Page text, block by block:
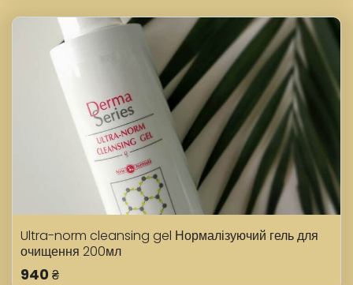
Ultra-norm cleansing gel Нормалізуючий гель для
очищення 200мл
940 ₴